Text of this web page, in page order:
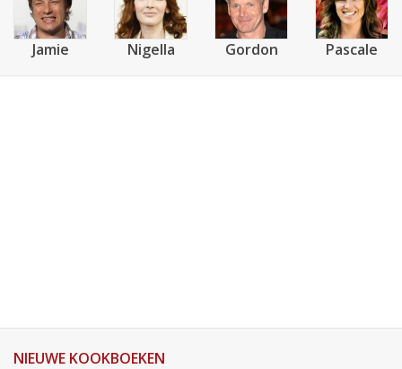
Jamie Nigella Gordon Pascale
NIEUWE KOOKBOEKEN